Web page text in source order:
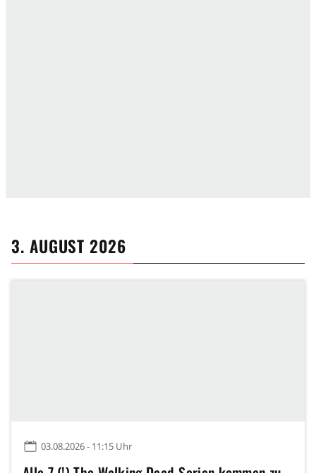
3. AUGUST 2026
03.08.2026 - 11:15 Uhr